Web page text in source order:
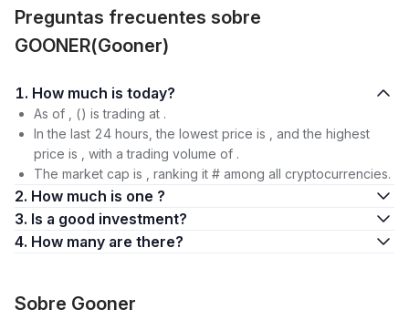
Preguntas frecuentes sobre
GOONER(Gooner)
1. How much is today?
As of , () is trading at .
In the last 24 hours, the lowest price is , and the highest
price is , with a trading volume of .
The market cap is , ranking it # among all cryptocurrencies.
2. How much is one ?
3. Is a good investment?
4. How many are there?
Sobre Gooner